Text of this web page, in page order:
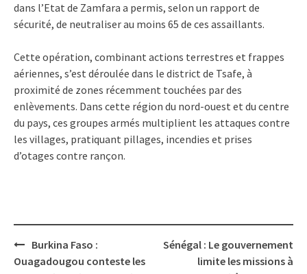
dans l’Etat de Zamfara a permis, selon un rapport de
sécurité, de neutraliser au moins 65 de ces assaillants.
Cette opération, combinant actions terrestres et frappes
aériennes, s’est déroulée dans le district de Tsafe, à
proximité de zones récemment touchées par des
enlèvements. Dans cette région du nord-ouest et du centre
du pays, ces groupes armés multiplient les attaques contre
les villages, pratiquant pillages, incendies et prises
d’otages contre rançon.
Post
navigation
Burkina Faso :
Ouagadougou conteste les
Sénégal : Le gouvernement
limite les missions à